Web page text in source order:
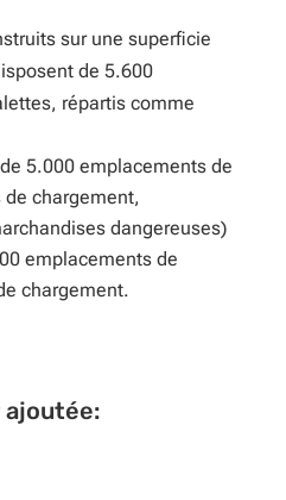
sur une superficie
de 5.600
répartis comme
5.000 emplacements de
chargement,
dangereuses)
emplacements de
chargement.
ajoutée: